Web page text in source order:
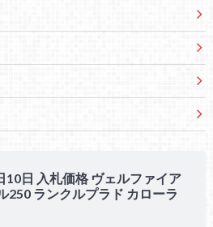
10日 入札価格 ヴェルファイア
250 ランクルプラド カローラ